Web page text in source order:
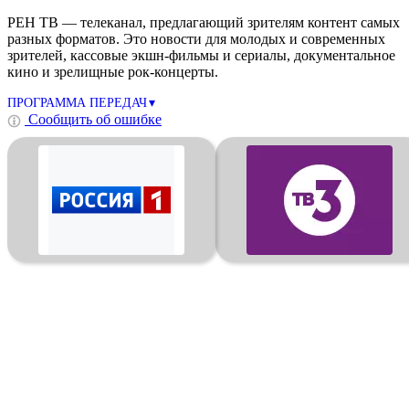
РЕН ТВ — телеканал, предлагающий зрителям контент самых
разных форматов. Это новости для молодых и современных
зрителей, кассовые экшн-фильмы и сериалы, документальное
кино и зрелищные рок-концерты.
ПРОГРАММА ПЕРЕДАЧ
Сообщить об ошибке